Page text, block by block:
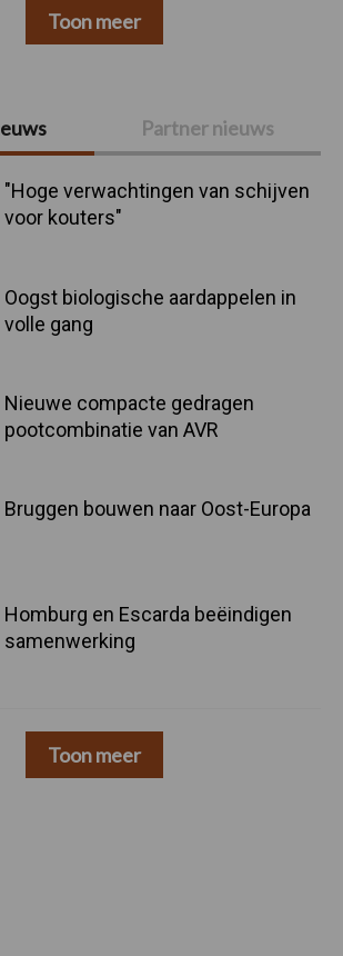
Partner nieuws
"Hoge verwachtingen van schijven
voor kouters"
Oogst biologische aardappelen in
volle gang
Nieuwe compacte gedragen
pootcombinatie van AVR
Bruggen bouwen naar Oost-Europa
Homburg en Escarda beëindigen
samenwerking
Toon meer
Toon meer